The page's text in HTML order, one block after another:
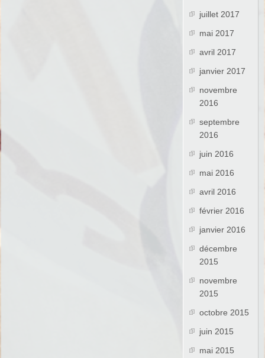
juillet 2017
mai 2017
avril 2017
janvier 2017
novembre
2016
septembre
2016
juin 2016
mai 2016
avril 2016
février 2016
janvier 2016
décembre
2015
novembre
2015
octobre 2015
juin 2015
mai 2015